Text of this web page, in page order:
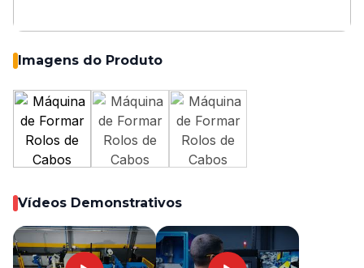
Imagens do Produto
Vídeos Demonstrativos